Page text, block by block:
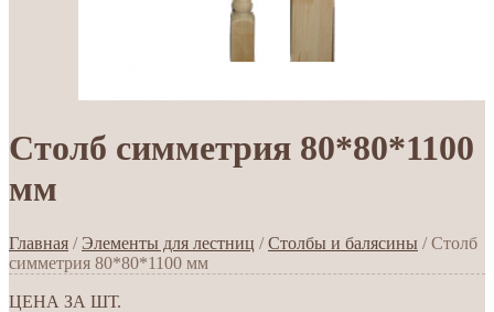
Столб симметрия 80*80*1100
мм
Главная / Элементы для лестниц /Столбы и балясины / Столб
симметрия 80*80*1100 мм
ЦЕНА ЗА ШТ.